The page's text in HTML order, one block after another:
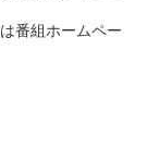
番組ホームペー